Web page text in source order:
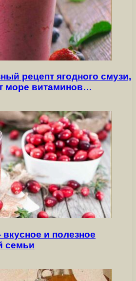
рецепт ягодного смузи,
море витаминов…
и полезное
семьи